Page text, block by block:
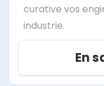
curative vos
industrie.
En